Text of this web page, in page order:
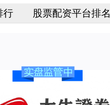
行 股票配资平台排名